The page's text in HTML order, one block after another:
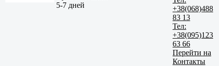
5-7 дней
+38(068)488
83 13
Тел:
+38(095)123
63 66
Перейти на
Контакты